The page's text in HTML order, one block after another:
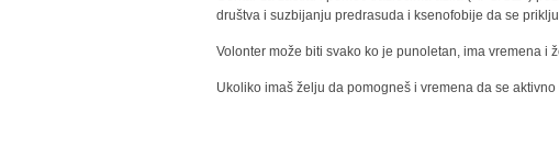
društva i suzbijanju predrasuda i ksenofobije da se
Volonter može biti svako ko je punoletan, ima vremena
Ukoliko imaš želju da pomogneš i vremena da se